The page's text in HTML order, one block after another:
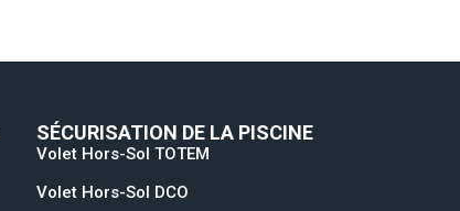
SÉCURISATION DE LA PISCINE
Volet Hors-Sol TOTEM
Volet Hors-Sol DCO